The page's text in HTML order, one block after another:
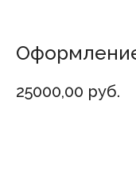
25000,00 руб.